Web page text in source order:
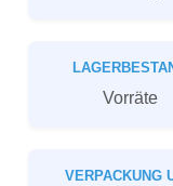
Vorräte
VERPACKUNG